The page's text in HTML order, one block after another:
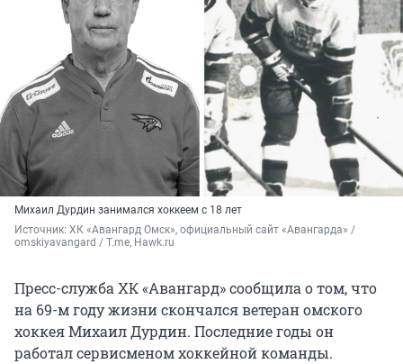
Михаил Дурдин занимался хоккеем с 18 лет
Источник: ХК «Авангард Омск», официальный сайт «Авангарда» /
omskiyavangard / T.me, Hawk.ru
Пресс-служба ХК «Авангард» сообщила о том, что
на 69-м году жизни скончался ветеран омского
хоккея Михаил Дурдин. Последние годы он
работал сервисменом хоккейной команды.